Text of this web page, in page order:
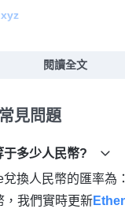
全支持、鏈上、可擴展
加密原生、有收益、以
回報以及永久可用的資
閱讀全文
見問題
多少人民幣?
換人民幣的匯率為
，我們實時更新